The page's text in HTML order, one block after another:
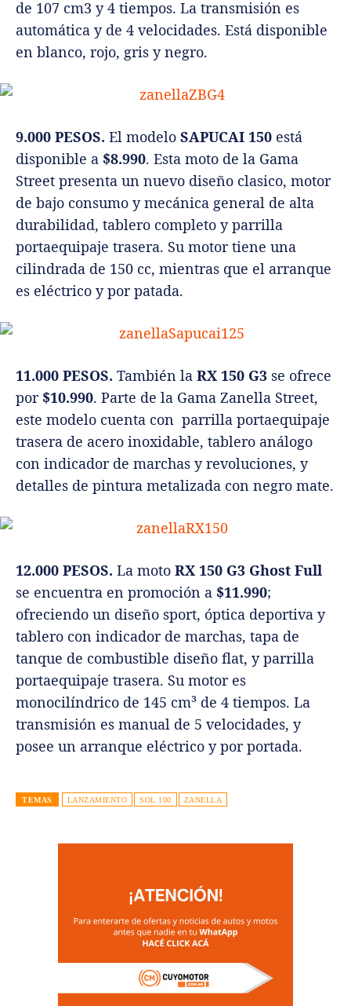
de 107 cm3 y 4 tiempos. La transmisión es
automática y de 4 velocidades. Está disponible
en blanco, rojo, gris y negro.
9.000 PESOS. El modelo SAPUCAI 150 está
disponible a $8.990. Esta moto de la Gama
Street presenta un nuevo diseño clasico, motor
de bajo consumo y mecánica general de alta
durabilidad, tablero completo y parrilla
portaequipaje trasera. Su motor tiene una
cilindrada de 150 cc, mientras que el arranque
es eléctrico y por patada.
11.000 PESOS. También la RX 150 G3 se ofrece
por $10.990. Parte de la Gama Zanella Street,
este modelo cuenta con parrilla portaequipaje
trasera de acero inoxidable, tablero análogo
con indicador de marchas y revoluciones, y
detalles de pintura metalizada con negro mate.
12.000 PESOS. La moto RX 150 G3 Ghost Full
se encuentra en promoción a $11.990;
ofreciendo un diseño sport, óptica deportiva y
tablero con indicador de marchas, tapa de
tanque de combustible diseño flat, y parrilla
portaequipaje trasera. Su motor es
monocilíndrico de 145 cm³ de 4 tiempos. La
transmisión es manual de 5 velocidades, y
posee un arranque eléctrico y por portada.
TEMAS LANZAMIENTO SOL 100 ZANELLA